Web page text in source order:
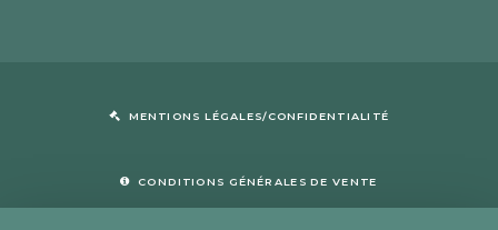
MENTIONS LÉGALES/CONFIDENTIALITÉ
CONDITIONS GÉNÉRALES DE VENTE